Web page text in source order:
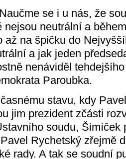
se i u nás, že
nejsou neutrální a
až na špičku do
a jak jeden
nenáviděl
Paroubka.
stavu, kdy
jim prezident zčásti
soudu, Šimíček
Rychetský zřejmě
rady. A tak se soudní